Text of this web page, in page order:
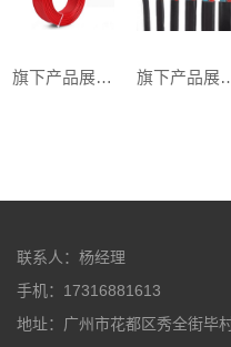
旗下产品展示二 旗下产品
联系人：杨经理
手机：17316881613
地址：广州市花都区秀全街毕